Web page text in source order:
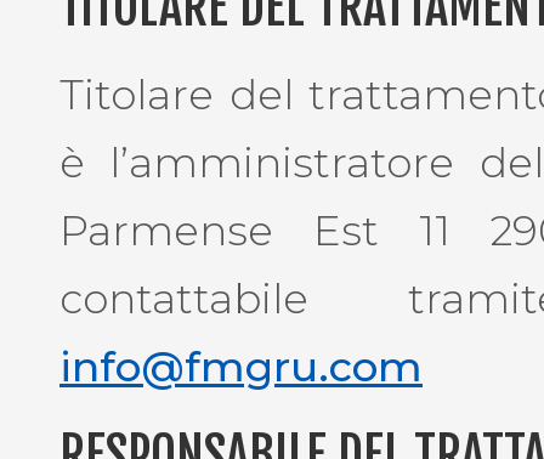
Titolare del
è l’amministratore
Parmense Est 11
contattabile
info@fmgru.com